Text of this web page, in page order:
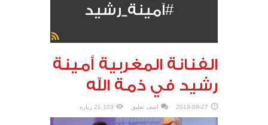
#آمينة_رشيد
الفنانة المغربية أمينة
رشيد في ذمة الله
2019-08-27 اضف تعليق 21,103 زيارة